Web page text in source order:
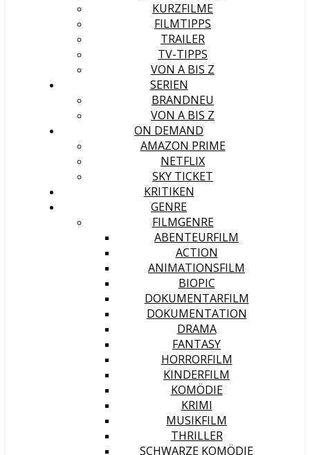
KURZFILME
FILMTIPPS
TRAILER
TV-TIPPS
VON A BIS Z
SERIEN
BRANDNEU
VON A BIS Z
ON DEMAND
AMAZON PRIME
NETFLIX
SKY TICKET
KRITIKEN
GENRE
FILMGENRE
ABENTEURFILM
ACTION
ANIMATIONSFILM
BIOPIC
DOKUMENTARFILM
DOKUMENTATION
DRAMA
FANTASY
HORRORFILM
KINDERFILM
KOMÖDIE
KRIMI
MUSIKFILM
THRILLER
SCHWARZE KOMÖDIE